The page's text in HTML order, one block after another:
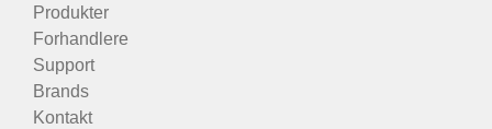
Produkter
Forhandlere
Support
Brands
Kontakt